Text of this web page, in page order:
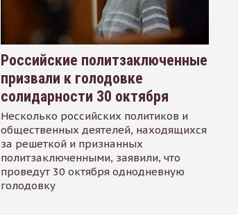
Российские политзаключенные
призвали к голодовке
солидарности 30 октября
Несколько российских политиков и
общественных деятелей, находящихся
за решеткой и признанных
политзаключенными, заявили, что
проведут 30 октября однодневную
голодовку